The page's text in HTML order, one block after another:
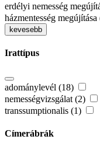
erdélyi nemesség
házmentesség megújítása
kevesebb
Irattípus
adománylevél (18)
nemességvizsgálat (2)
transsumptionalis (1)
Címerábrák